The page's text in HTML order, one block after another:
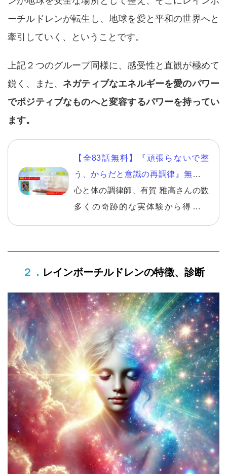
ーチルドレンが転生し、地球を愛と平和の世界へと
牽引していく、ということです。
上記２つのグループ同様に、感受性と直観が極めて
鋭く、また、 ネガティブなエネルギーを愛のパワー
でポジティブなものへと変容するパワーを持ってい
ます。
【全83話無料】『頑張らないで整
う、からだと意識の再調律』無料メ
ールレッスン
心と体の調律師、有賀 雅高さんの数
多くの奇跡的な実体験から得た、
『本当に素晴らしい気づき（智慧）
せる沢山の智慧はもちろん、今まで
きや、様々なワークなども織り込ま
れております。
２．レインボーチルドレンの特徴、診断